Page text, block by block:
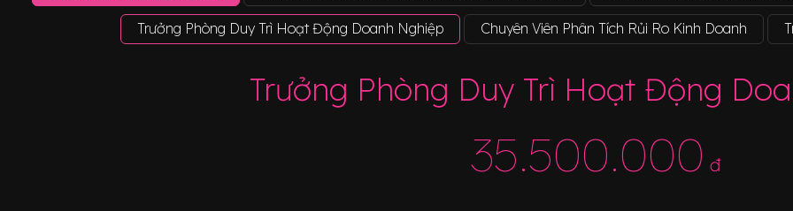
Trưởng Phòng Duy Trì Hoạt Động Doanh Nghiệp Chuyên Viên Phân Tích Rủi Ro Kinh Doanh
Trưởng Phòng Duy Trì Hoạt Động
35.500.000 đ